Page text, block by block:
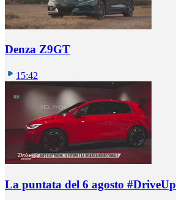
Denza Z9GT
15:42
La puntata del 6 agosto #DriveUp